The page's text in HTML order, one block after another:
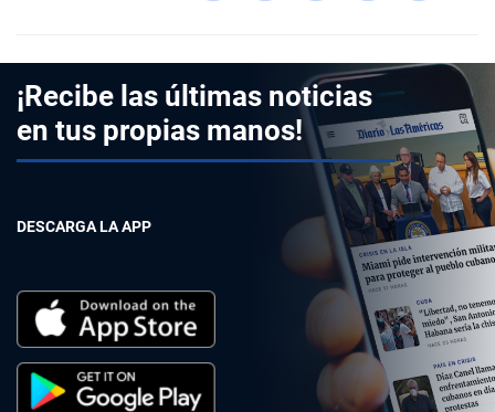
¡Recibe las últimas noticias
en tus propias manos!
DESCARGA LA APP